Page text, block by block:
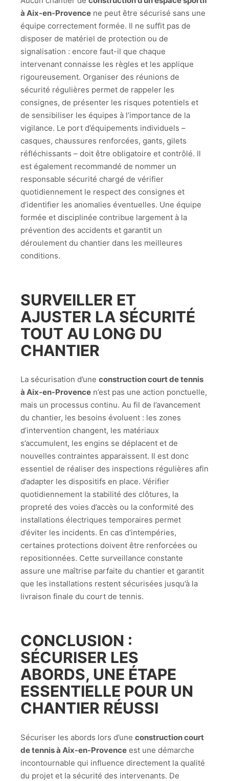
à Aix-en-Provence ne peut être sécurisé sans une
équipe correctement formée. Il ne suffit pas de
disposer de matériel de protection ou de
signalisation : encore faut-il que chaque
intervenant connaisse les règles et les applique
rigoureusement. Organiser des réunions de
sécurité régulières permet de rappeler les
consignes, de présenter les risques potentiels et
de sensibiliser les équipes à l’importance de la
vigilance. Le port d’équipements individuels –
casques, chaussures renforcées, gants, gilets
réfléchissants – doit être obligatoire et contrôlé. Il
est également recommandé de nommer un
responsable sécurité chargé de vérifier
quotidiennement le respect des consignes et
d’identifier les anomalies éventuelles. Une équipe
formée et disciplinée contribue largement à la
prévention des accidents et garantit un
déroulement du chantier dans les meilleures
conditions.
SURVEILLER ET
AJUSTER LA SÉCURITÉ
TOUT AU LONG DU
CHANTIER
La sécurisation d’une construction court de tennis
à Aix-en-Provence n’est pas une action ponctuelle,
mais un processus continu. Au fil de l’avancement
du chantier, les besoins évoluent : les zones
d’intervention changent, les matériaux
s’accumulent, les engins se déplacent et de
nouvelles contraintes apparaissent. Il est donc
essentiel de réaliser des inspections régulières afin
d’adapter les dispositifs en place. Vérifier
quotidiennement la stabilité des clôtures, la
propreté des voies d’accès ou la conformité des
installations électriques temporaires permet
d’éviter les incidents. En cas d’intempéries,
certaines protections doivent être renforcées ou
repositionnées. Cette surveillance constante
assure une maîtrise parfaite du chantier et garantit
que les installations restent sécurisées jusqu’à la
livraison finale du court de tennis.
CONCLUSION :
SÉCURISER LES
ABORDS, UNE ÉTAPE
ESSENTIELLE POUR UN
CHANTIER RÉUSSI
Sécuriser les abords lors d’une construction court
de tennis à Aix-en-Provence est une démarche
incontournable qui influence directement la qualité
du projet et la sécurité des intervenants. De